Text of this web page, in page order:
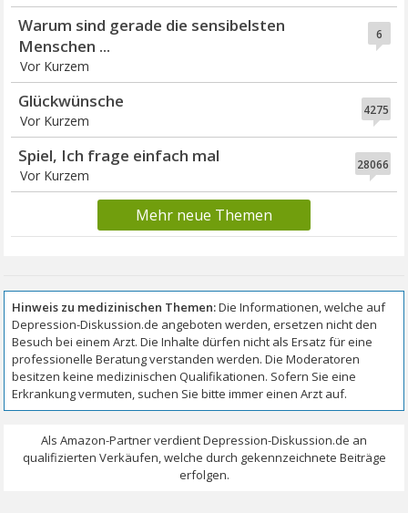
6
Warum sind gerade die sensibelsten
Menschen ...
Vor Kurzem
4275
Glückwünsche
Vor Kurzem
28066
Spiel, Ich frage einfach mal
Vor Kurzem
Mehr neue Themen